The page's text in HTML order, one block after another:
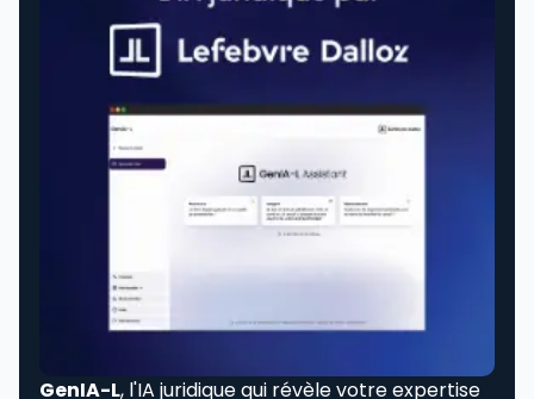
GenIA-L, l'IA juridique qui révèle votre expertise